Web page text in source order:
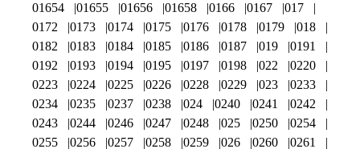
01654
01655 01656 01658 0166 0167
017
0172
0173 0174 0175 0176 0178 0179
018
0182
0183 0184 0185 0186 0187 019
0191
0192
0193 0194 0195 0197 0198 022
0220
0223
0224 0225 0226 0228 0229 023
0233
0234
0235 0237 0238 024 0240 0241
0242
0243
0244 0246 0247 0248 025 0250
0254
0255
0256 0257 0258 0259 026 0260 0261